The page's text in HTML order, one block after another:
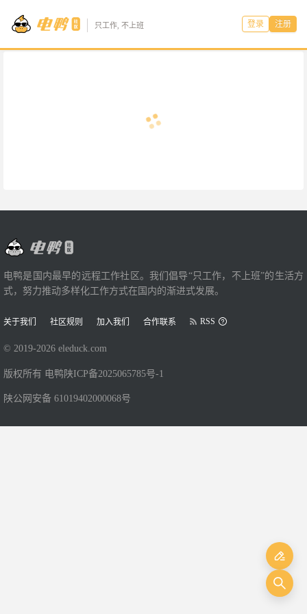
只工作, 不上班 登录 注册
电鸭是国内最早的远程工作社区。我们倡导“只工作，不上班”的生活方
式，努力推动多样化工作方式在国内的渐进式发展。
关于我们 社区规则 加入我们 合作联系 RSS
© 2019-2026 eleduck.com
版权所有 电鸭 陕ICP备2025065785号-1
陕公网安备 61019402000068号